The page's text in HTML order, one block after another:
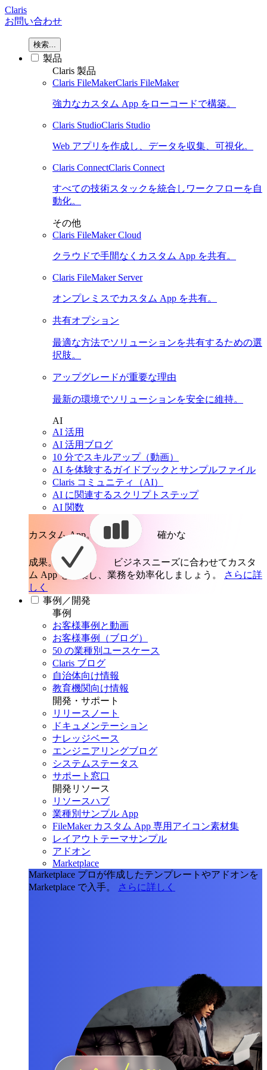
Claris
お問い合わせ
検索...
製品
Claris 製品
Claris FileMakerClaris FileMaker
強力なカスタム App をローコードで構築。
Claris StudioClaris Studio
Web アプリを作成し、データを収集、可視化。
Claris ConnectClaris Connect
すべての技術スタックを統合しワークフローを自
動化。
その他
Claris FileMaker Cloud
クラウドで手間なくカスタム App を共有。
Claris FileMaker Server
オンプレミスでカスタム App を共有。
共有オプション
最適な方法でソリューションを共有するための選
択肢。
アップグレードが重要な理由
最新の環境でソリューションを安全に維持。
AI
AI 活用
AI 活用ブログ
10 分でスキルアップ（動画）
AI を体験するガイドブックとサンプルファイル
Claris コミュニティ（AI）
AI に関連するスクリプトステップ
AI 関数
カスタム App。 確かな
成果。
ビジネスニーズに合わせてカスタ
ム App を構築し、業務を効率化しましょう。
さらに詳
しく
事例／開発
事例
お客様事例と動画
お客様事例（ブログ）
50 の業種別ユースケース
Claris ブログ
自治体向け情報
教育機関向け情報
開発・サポート
リリースノート
ドキュメンテーション
ナレッジベース
エンジニアリングブログ
システムステータス
サポート窓口
開発リソース
リソースハブ
業種別サンプル App
FileMaker カスタム App 専用アイコン素材集
レイアウトテーマサンプル
アドオン
Marketplace
Marketplace プロが作成したテンプレートやアドオンを
Marketplace で入手。
さらに詳しく